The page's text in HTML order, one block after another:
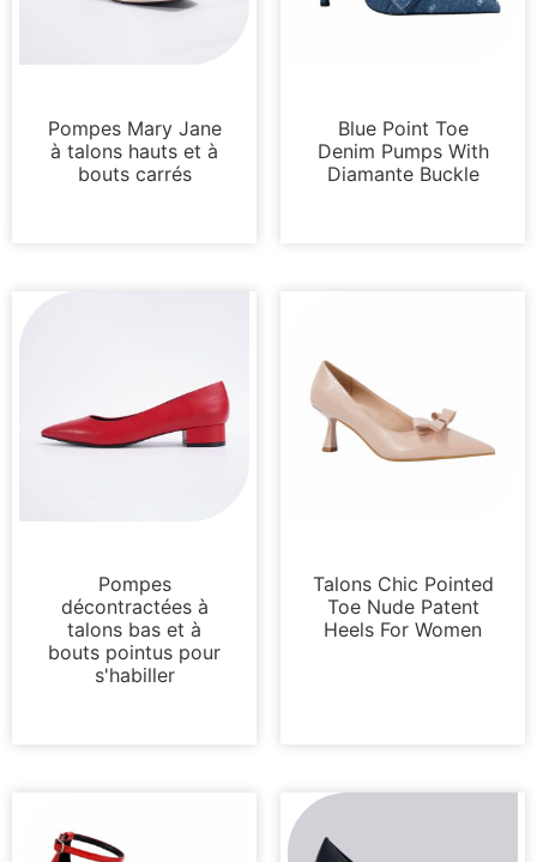
Pompes Mary Jane
à talons hauts et à
bouts carrés
Blue Point Toe
Denim Pumps With
Diamante Buckle
Pompes
décontractées à
talons bas et à
bouts pointus pour
s'habiller
Talons Chic Pointed
Toe Nude Patent
Heels For Women